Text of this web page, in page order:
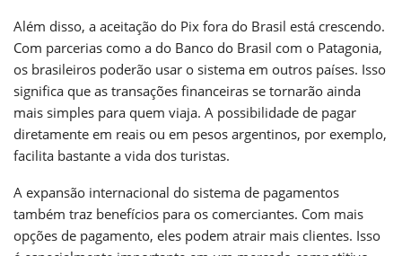
Além disso, a aceitação do Pix fora do Brasil está crescendo.
Com parcerias como a do Banco do Brasil com o Patagonia,
os brasileiros poderão usar o sistema em outros países. Isso
significa que as transações financeiras se tornarão ainda
mais simples para quem viaja. A possibilidade de pagar
diretamente em reais ou em pesos argentinos, por exemplo,
facilita bastante a vida dos turistas.
A expansão internacional do sistema de pagamentos
também traz benefícios para os comerciantes. Com mais
opções de pagamento, eles podem atrair mais clientes. Isso